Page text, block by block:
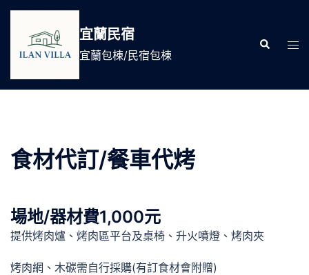
宜蘭民宿
宜蘭包棟/民宿包棟
Search
食材代訂/餐車代烤
場地/器材費1,000元
提供烤肉爐、烤肉區平台及桌椅、升火噴燈、烤肉夾
烤肉網、木碳需自行採購(有訂食材會附贈)